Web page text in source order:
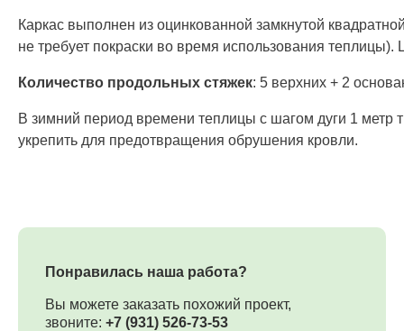
Каркас выполнен из оцинкованной замкнутой
не требует покраски во время использования
Количество продольных стяжек: 5 верхних + 2
В зимний период времени теплицы с шагом дуги 1
укрепить для предотвращения обрушения кровли.
Понравилась наша работа?
Вы можете заказать похожий проект,
звоните: +7 (931) 526-73-53